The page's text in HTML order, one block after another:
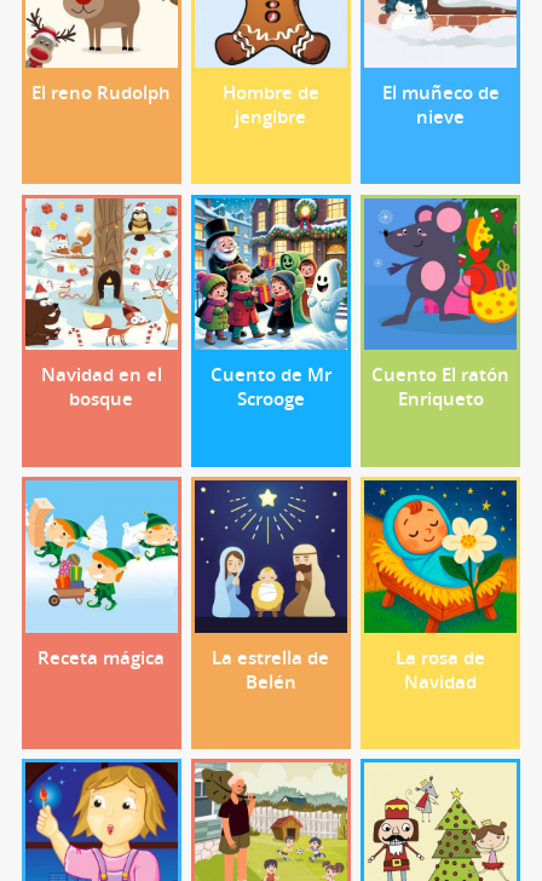
El reno Rudolph
Hombre de
jengibre
El muñeco de
nieve
Navidad en el
bosque
Cuento de Mr
Scrooge
Cuento El ratón
Enriqueto
Receta mágica
La estrella de
Belén
La rosa de
Navidad